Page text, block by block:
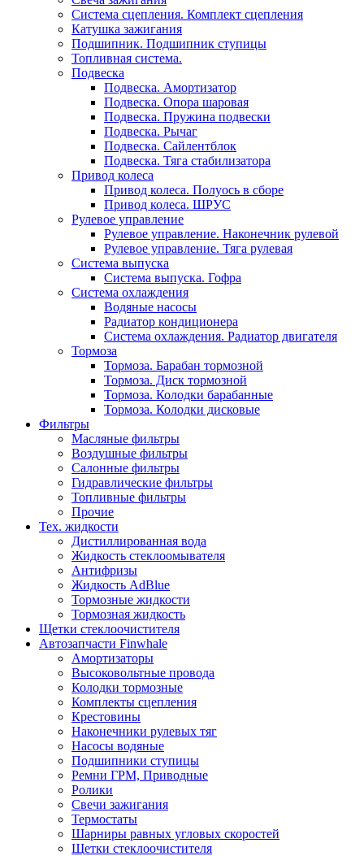
Система сцепления. Комплект сцепления
Катушка зажигания
Подшипник. Подшипник ступицы
Топливная система.
Подвеска
Подвеска. Амортизатор
Подвеска. Опора шаровая
Подвеска. Пружина подвески
Подвеска. Рычаг
Подвеска. Сайлентблок
Подвеска. Тяга стабилизатора
Привод колеса
Привод колеса. Полуось в сборе
Привод колеса. ШРУС
Рулевое управление
Рулевое управление. Наконечник рулевой
Рулевое управление. Тяга рулевая
Система выпуска
Система выпуска. Гофра
Система охлаждения
Водяные насосы
Радиатор кондиционера
Система охлаждения. Радиатор двигателя
Тормоза
Тормоза. Барабан тормозной
Тормоза. Диск тормозной
Тормоза. Колодки барабанные
Тормоза. Колодки дисковые
Фильтры
Масляные фильтры
Воздушные фильтры
Салонные фильтры
Гидравлические фильтры
Топливные фильтры
Прочие
Тех. жидкости
Дистиллированная вода
Жидкость стеклоомывателя
Антифризы
Жидкость AdBlue
Тормозные жидкости
Тормозная жидкость
Щетки стеклоочистителя
Автозапчасти Finwhale
Амортизаторы
Высоковольтные провода
Колодки тормозные
Комплекты сцепления
Крестовины
Наконечники рулевых тяг
Насосы водяные
Подшипники ступицы
Ремни ГРМ, Приводные
Ролики
Свечи зажигания
Термостаты
Шарниры равных угловых скоростей
Щетки стеклоочистителя